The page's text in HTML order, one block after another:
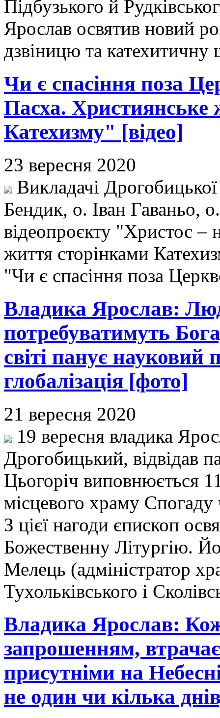
Підбузького й
Ярослав освятив новий
дзвіницю та
Чи є спасіння поза
Пасха. Християнське
Катехизму" [відео]
23 вересня 2020
Викладачі
Бендик, о. Іван Гаваньо,
відеопроєкту "Христос –
життя сторінками
"Чи є спасіння поза
Владика Ярослав:
потребуватимуть
світі панує науковий
глобалізація [фото]
21 вересня 2020
19 вересня владика
Дрогобицький, відвідав
Цьогоріч виповнюється
місцевого храму
З цієї нагоди єпископ
Божественну Літургію.
Мелець (адміністратор
Тухольківського і
Владика Ярослав:
запрошенням,
присутніми на
не один чи кілька